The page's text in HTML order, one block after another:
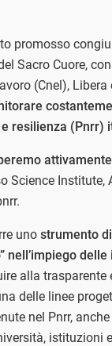
promosso
Sacro Cuore,
(Cnel),
resilienza (Pnrr)
Science Institute,
uno strumento
nell’impiego
alla trasparente
delle linee
nel Pnrr,
istituzioni